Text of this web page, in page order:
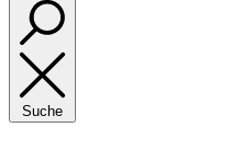
Suche